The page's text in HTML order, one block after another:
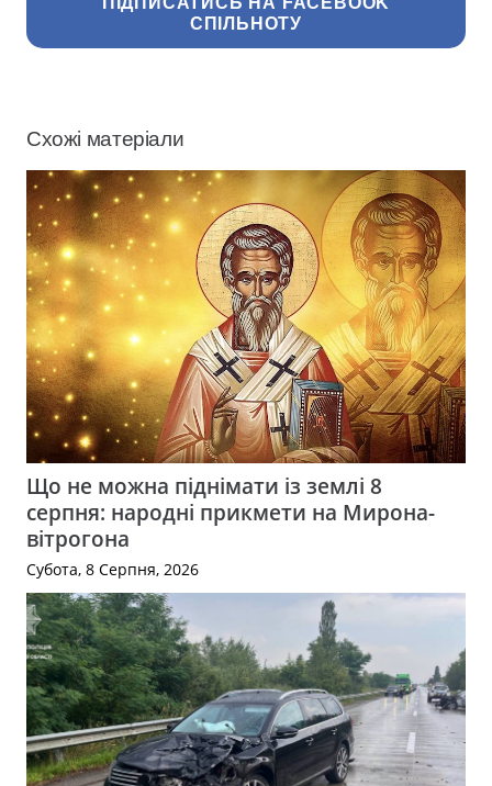
СПІЛЬНОТУ
Схожі матеріали
Що не можна піднімати із землі 8
серпня: народні прикмети на Мирона-
вітрогона
Субота, 8 Серпня, 2026